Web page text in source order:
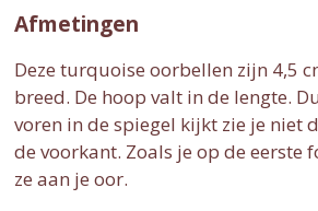
Afmetingen
Deze turquoise oorbellen zijn 4,5
breed. De hoop valt in de lengte.
voren in de spiegel kijkt zie je niet
de voorkant. Zoals je op de eerste
ze aan je oor.